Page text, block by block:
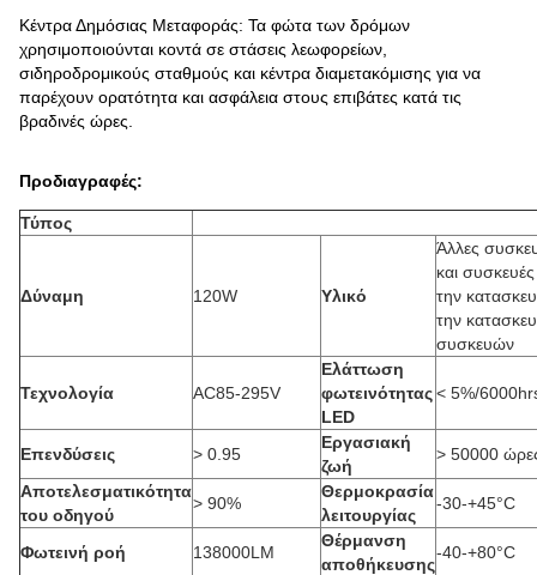
Κέντρα Δημόσιας Μεταφοράς: Τα φώτα των δρόμων
χρησιμοποιούνται κοντά σε στάσεις λεωφορείων,
σιδηροδρομικούς σταθμούς και κέντρα διαμετακόμισης για να
παρέχουν ορατότητα και ασφάλεια στους επιβάτες κατά τις
βραδινές ώρες.
Προδιαγραφές:
Τύπος
Δύναμη 120W Υλικό
Άλλες
και συσκευές
την
την
συσκευών
Τεχνολογία AC85-295V
Ελάττωση
φωτεινότητας
LED
< 5%/
Επενδύσεις > 0.95
Εργασιακή
ζωή
> 50000
Αποτελεσματικότητα
του οδηγού
> 90%
Θερμοκρασία
λειτουργίας
-30-+45°C
Φωτεινή ροή 138000LM
Θέρμανση
αποθήκευσης
-40-+80°C